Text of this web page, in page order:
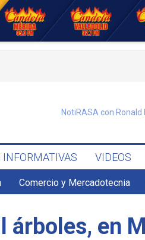
NotiRASA con Ronald
INFORMATIVAS VIDEOS
Comercio y Mercadotecnia
árboles, en